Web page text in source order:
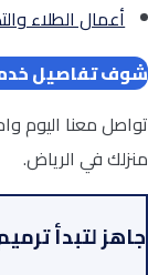
أعمال الطلاء
شوف تفاصيل
تواصل معنا اليوم
منزلك في الرياض.
جاهز لتبدأ